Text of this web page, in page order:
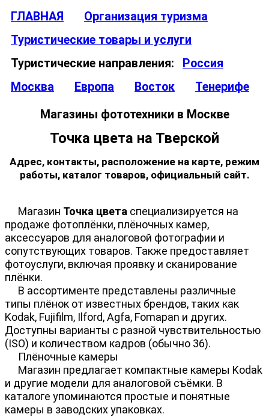
ГЛАВНАЯ
Организация туризма
Туристические товары и услуги
Туристические направления:
Россия
Москва
Европа Восток Тенерифе
Магазины фототехники в Москве
Точка цвета на Тверской
Адрес, контакты, расположение на карте, режим
работы, каталог товаров, официальный сайт.
Магазин Точка цвета специализируется на
продаже фотоплёнки, плёночных камер,
аксессуаров для аналоговой фотографии и
сопутствующих товаров. Также предоставляет
фотоуслуги, включая проявку и сканирование
плёнки.
В ассортименте представлены различные
типы плёнок от известных брендов, таких как
Kodak, Fujifilm, Ilford, Agfa, Fomapan и других.
Доступны варианты с разной чувствительностью
(ISO) и количеством кадров (обычно 36).
Плёночные камеры
Магазин предлагает компактные камеры Kodak
и другие модели для аналоговой съёмки. В
каталоге упоминаются простые и понятные
камеры в заводских упаковках.